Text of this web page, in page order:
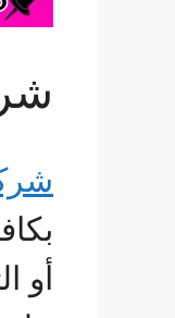
أو